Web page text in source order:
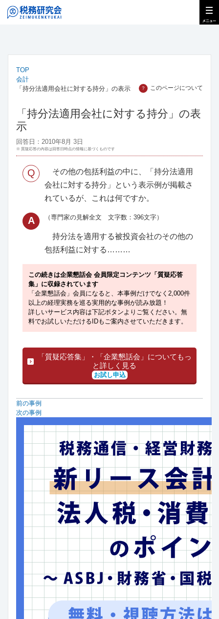
TOP
会計
「持分法適用会社に対する持分」の表示
？ このページについて
「持分法適用会社に対する持分」の表
示
回答日：2010年8月 3日
※ 質疑応答の内容は回答日時点の情報に基づくものです
Q
その他の包括利益の中に、「持分法適用
会社に対する持分」という表示例が掲載さ
れているが、これは何ですか。
A （専門家の見解全文 文字数：396文字）
持分法を適用する被投資会社のその他の
包括利益に対する………
この続きは企業懇話会 会員限定コンテンツ「質疑応答
集」に収録されています
「企業懇話会」会員になると、本事例だけでなく2,000件
以上の経理実務を巡る実用的な事例が読み放題！
詳しいサービス内容は下記ボタンよりご覧ください。無
料でお試しいただけるIDもご案内させていただきます。
「質疑応答集」・「企業懇話会」についてもっ
と詳しく見る
お試し申込
前の事例
次の事例